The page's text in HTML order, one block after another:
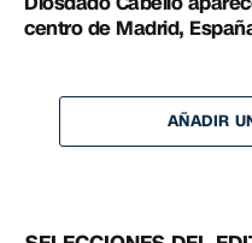
centro de Madrid,
AÑADIR